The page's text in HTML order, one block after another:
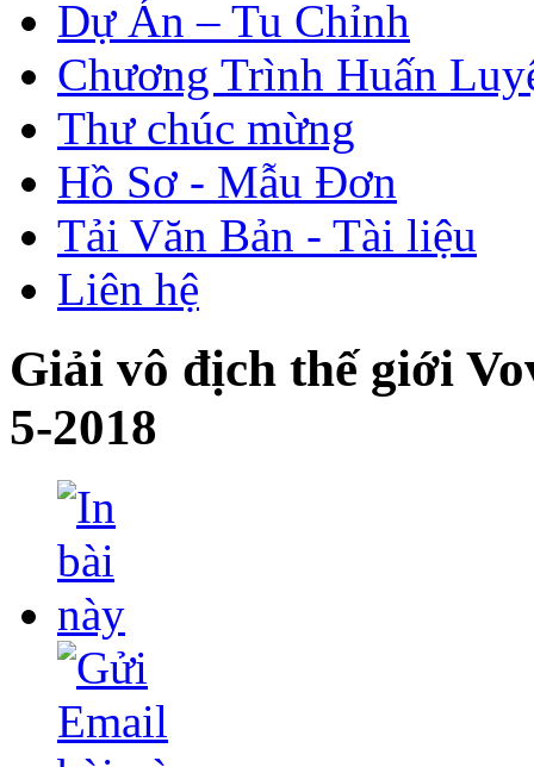
Dự Án – Tu Chỉnh
Chương Trình Huấn
Thư chúc mừng
Hồ Sơ - Mẫu Đơn
Tải Văn Bản - Tài liệu
Liên hệ
Giải vô địch thế giới
5-2018